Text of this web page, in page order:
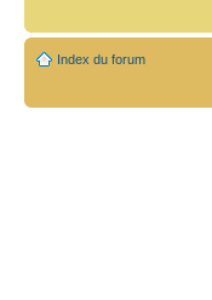
Index du forum